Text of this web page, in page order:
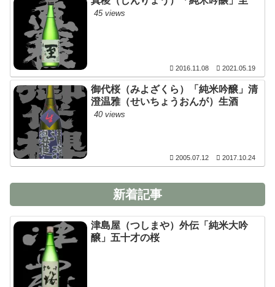
45 views
2016.11.08 2021.05.19
御代桜（みよざくら）「純米吟醸」清
澄温雅（せいちょうおんが）生酒
40 views
2005.07.12 2017.10.24
新着記事
津島屋（つしまや）外伝「純米大吟
醸」五十才の桜